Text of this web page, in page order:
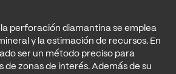
perforación diamantina se emplea
y la estimación de recursos. En
ser un método preciso para
zonas de interés. Además de su